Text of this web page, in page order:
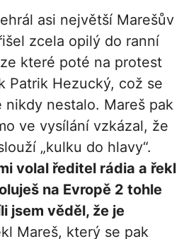
asi největší Marešův
zcela opilý do ranní
které poté na protest
Patrik Hezucký, což se
nestalo. Mareš pak
ve vysílání vzkázal, že
„kulku do hlavy“.
volal ředitel rádia a řekl
na Evropě 2 tohle
jsem věděl, že je
Mareš, který se pak